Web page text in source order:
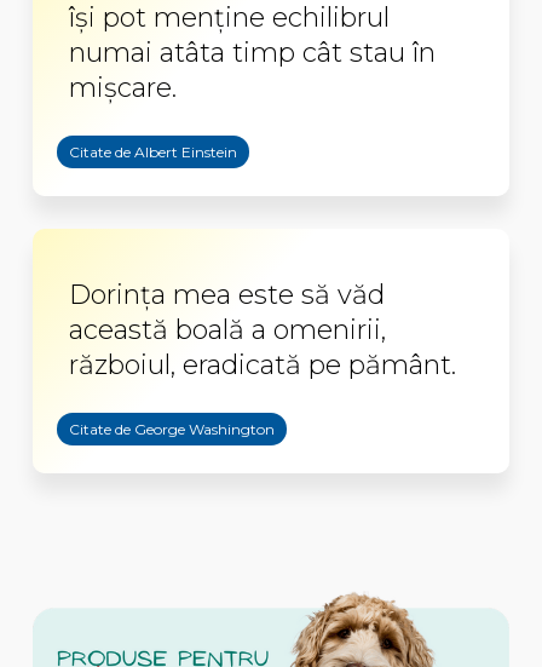
își pot menține echilibrul
numai atâta timp cât stau în
mișcare.
Citate de Albert Einstein
Dorinţa mea este să văd
această boală a omenirii,
războiul, eradicată pe pământ.
Citate de George Washington